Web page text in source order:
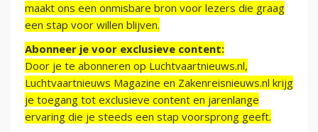
maakt ons een onmisbare bron voor lezers die graag
een stap voor willen blijven.
Abonneer je voor exclusieve content:
Door je te abonneren op Luchtvaartnieuws.nl,
Luchtvaartnieuws Magazine en Zakenreisnieuws.nl krijg
je toegang tot exclusieve content en jarenlange
ervaring die je steeds een stap voorsprong geeft.